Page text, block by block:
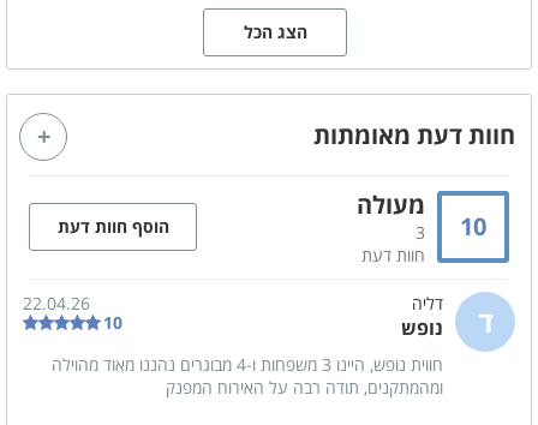
מטבח מאובזר
סלון משותף
מזגן
מקרן קול
אינטרנט אלחוטי (WIFI)
מייבש כביסה
מערכת ישיבה
הצג הכל
חוות דעת מאומתות
10
מעולה
3
חוות דעת
הוסף חוות דעת
ד דליה
נופש
22.04.26
10
חווית נופש, היינו 3 משפחות ו-4 מבוגרים נהננו מאוד מהוילה
ומהמתקנים, תודה רבה על האירוח המפנק